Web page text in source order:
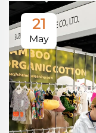
21
May